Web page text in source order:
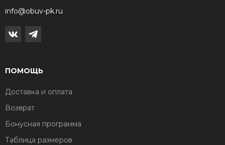
info@obuv-pk.ru
ПОМОЩЬ
Доставка и оплата
Возврат
Бонусная программа
Таблица размеров